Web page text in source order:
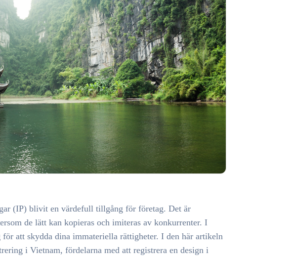
(IP) blivit en värdefull tillgång för företag. Det är
de lätt kan kopieras och imiteras av konkurrenter. I
att skydda dina immateriella rättigheter. I den här artikeln
i Vietnam, fördelarna med att registrera en design i